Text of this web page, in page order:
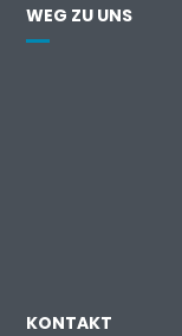
WEG ZU UNS
KONTAKT